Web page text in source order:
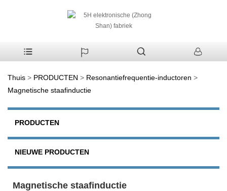
Thuis > PRODUCTEN > Resonantiefrequentie-inductoren >
Magnetische staafinductie
PRODUCTEN
NIEUWE PRODUCTEN
Magnetische staafinductie